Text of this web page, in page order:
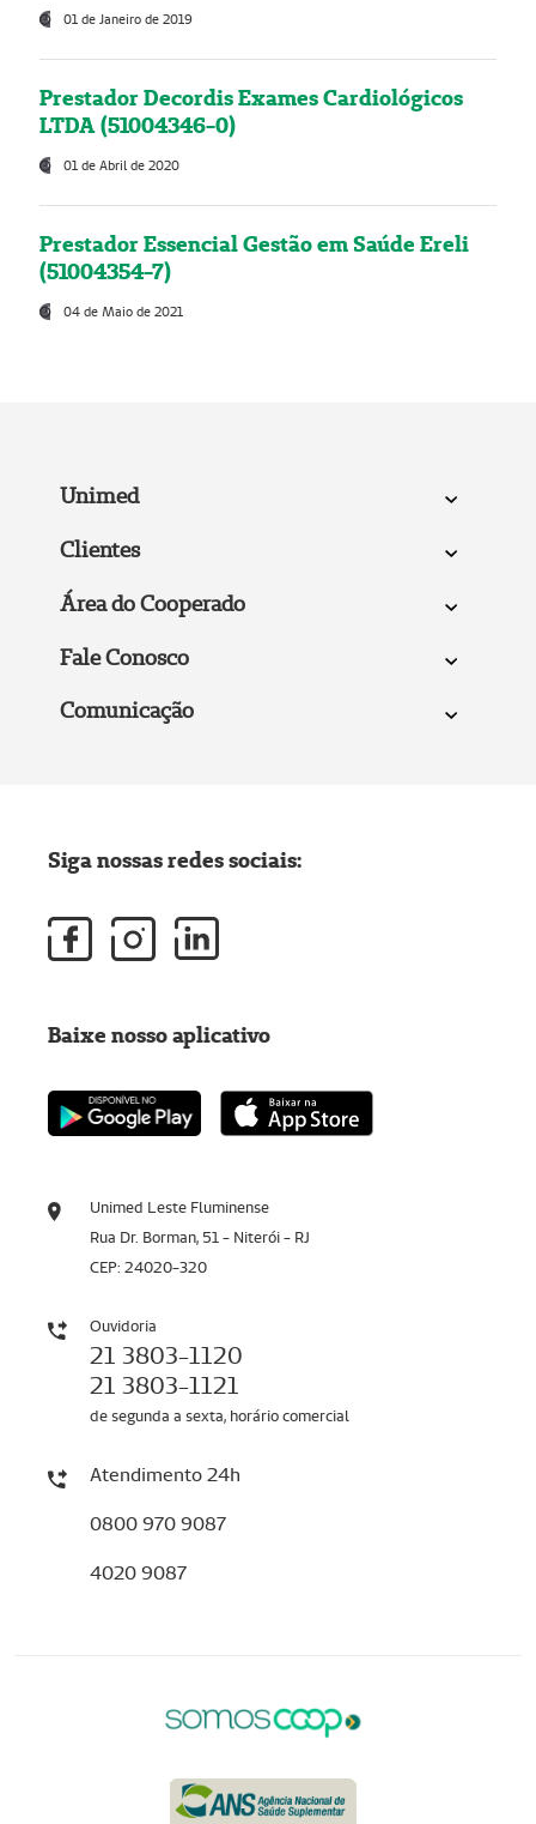
01 de Janeiro de 2019
Prestador Decordis Exames Cardiológicos
LTDA (51004346-0)
01 de Abril de 2020
Prestador Essencial Gestão em Saúde Ereli
(51004354-7)
04 de Maio de 2021
Unimed
Clientes
Área do Cooperado
Fale Conosco
Comunicação
Unimed Leste Fluminense
Rua Dr. Borman, 51 - Niterói - RJ
CEP: 24020-320
Ouvidoria
21 3803-1120
21 3803-1121
de segunda a sexta, horário comercial
Atendimento 24h
0800 970 9087
4020 9087
Siga nossas redes sociais:
Baixe nosso aplicativo